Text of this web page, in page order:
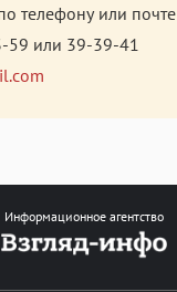
телефону или почте
59 или 39-39-41
Информационное агентство